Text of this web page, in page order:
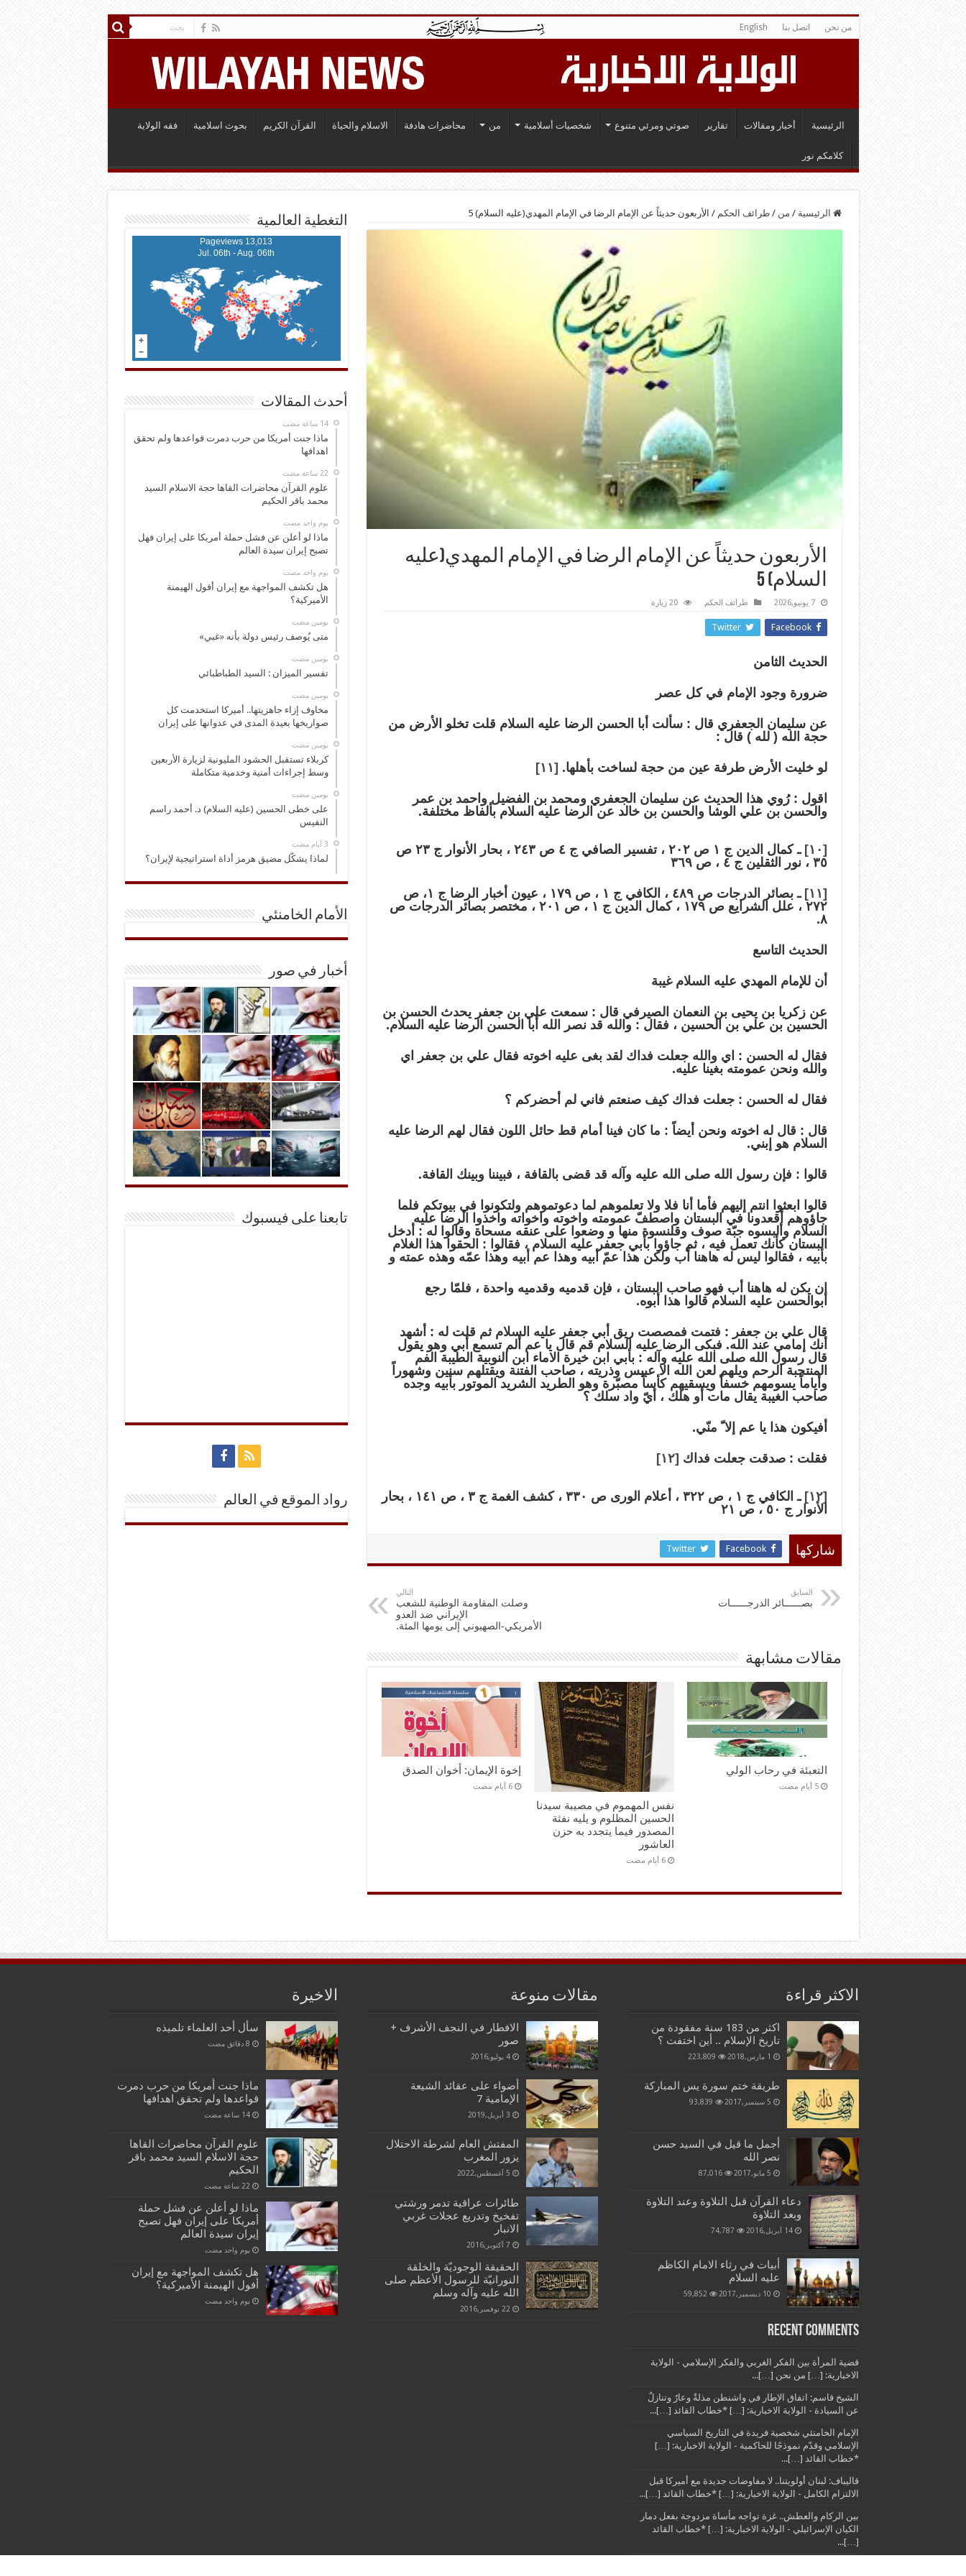
من نحن اتصل بنا English
الرئيسية أخبار ومقالات تقارير صوتي ومرئي متنوع شخصيات أسلامية من محاضرات هادفة الاسلام والحياة القرآن الكريم بحوث اسلامية فقه الولاية
كلامكم نور
الرئيسية / من / طرائف الحكم / الأربعون حديثاً عن الإمام الرضا في الإمام المهدي(عليه السلام) 5
الأربعون حديثاً عن الإمام الرضا في الإمام المهدي(عليه
السلام) 5
7 يونيو,2026 طرائف الحكم 20 زيارة
Facebook
Twitter
الحديث الثامن
ضرورة وجود الإمام في كل عصر
عن سليمان الجعفري قال : سألت أبا الحسن الرضا عليه السلام قلت تخلو الأرض من
حجة الله ( لله ) قال :
لو خليت الأرض طرفة عين من حجة لساخت بأهلها. [١١]
اقول : رُوي هذا الحديث عن سليمان الجعفري ومحمد بن الفضيل واحمد بن عمر
والحسن بن علي الوشا والحسن بن خالد عن الرضا عليه السلام بألفاظ مختلفة.
[١٠]
ـ كمال الدين ج ١ ص ٢٠٢ ، تفسير الصافي ج ٤ ص ٢٤٣ ، بحار الأنوار ج ٢٣ ص
٣٥ ، نور الثقلين ج ٤ ، ص ٣٦٩
[١١]
ـ بصائر الدرجات ص ٤٨٩ ، الكافي ج ١ ، ص ١٧٩ ، عيون أخبار الرضا ج ١، ص
٢٧٢ ، علل الشرايع ص ١٧٩ ، كمال الدين ج ١ ، ص ٢٠١ ، مختصر بصائر الدرجات ص
٨.
الحديث التاسع
أن للإمام المهدي عليه السلام غيبة
عن زكريا بن يحيى بن النعمان الصيرفي قال : سمعت علي بن جعفر يحدث الحسن بن
الحسين بن علي بن الحسين ، فقال : والله قد نصر الله أبا الحسن الرضا عليه السلام.
فقال له الحسن : اي والله جعلت فداك لقد بغى عليه اخوته فقال علي بن جعفر اي
والله ونحن عمومته بغينا عليه.
فقال له الحسن : جعلت فداك كيف صنعتم فاني لم أحضركم ؟
قال : قال له اخوته ونحن أيضاً : ما كان فينا أمام قط حائل اللون فقال لهم الرضا عليه
السلام هو إبني.
قالوا : فإن رسول الله صلى الله عليه وآله قد قضى بالقافة ، فبيننا وبينك القافة.
قالوا ابعثوا انتم إليهم فأما أنا فلا ولا تعلموهم لما دعوتموهم ولتكونوا في بيوتكم فلما
جاؤوهم أقعدونا في البستان واصطفّ عمومته واخوته واخواته واخذوا الرضا عليه
السلام وألبسوه جبّة صوف وقلنسوة منها و وضعوا على عنقه مسحاة وقالوا له : أدخل
البستان كأنك تعمل فيه ، ثم جاؤوا بأبي جعفر عليه السلام ، فقالوا : الحقوا هذا الغلام
بأبيه ، فقالوا ليس له هاهنا أب ولكن هذا عمّ أبيه وهذا عم أبيه وهذا عمّه وهذه عمته و
إن يكن له هاهنا أب فهو صاحب البستان ، فإن قدميه وقدميه واحدة ، فلمّا رجع
ابوالحسن عليه السلام قالوا هذا أبوه.
قال علي بن جعفر : فتمت فمصصت ريق أبي جعفر عليه السلام ثم قلت له : أشهد
أنك إمامي عند الله. فبكى الرضا عليه السلام قم قال يا عم ألم تسمع أبي وهو يقول
قال رسول الله صلى الله عليه وآله : بأبي ابن خيرة الاماء ابن النوبية الطيبة الفم
المنتجبة الرحم ويلهم لعن الله الا عبيس وذريته ، صاحب الفتنة ويقتلهم سنين وشهوراً
وأياماً يسومهم خسفاً ويسقيهم كأساً مصبّرة وهو الطريد الشريد الموتور بأبيه وجده
صاحب الغيبة يقال مات أو هلك ، أيّ واد سلك ؟
أفيكون هذا يا عم إلا ّ منّي.
فقلت : صدقت جعلت فداك [١٢]
[١٢]
ـ الكافي ج ١ ، ص ٣٢٢ ، أعلام الورى ص ٣٣٠ ، كشف الغمة ج ٣ ، ص ١٤١ ، بحار
الأنوار ج ٥٠ ، ص ٢١
شاركها Facebook
Twitter
السابق
بصــــــائر الدرجــــــات
التالي
وصلت المقاومة الوطنية للشعب
الإيراني ضد العدو
الأمريكي‑الصهيوني إلى يومها المئة.
مقالات مشابهة
التعبئة في رحاب الولي
‏5 أيام مضت
نفس المهموم في مصيبة سيدنا
الحسين المظلوم و يليه نفثة
المصدور فيما يتجدد به حزن
العاشور
‏6 أيام مضت
إخوة الإيمان: أخوان الصدق
‏6 أيام مضت
التغطية العالمية
13,013 Pageviews
Jul. 06th - Aug. 06th
أحدث المقالات
‏14 ساعة مضت
ماذا جنت أمريكا من حرب دمرت قواعدها ولم تحقق
اهدافها
علوم القرآن محاضرات القاها حجة الاسلام السيد
محمد باقر الحكيم
‏يوم واحد مضت
ماذا لو أعلن عن فشل حملة أمريكا على إيران فهل
تصبح إيران سيدة العالم
‏يوم واحد مضت
هل تكشف المواجهة مع إيران أفول الهيمنة
الأميركية؟
‏يومين مضت
متى يُوصف رئيس دولة بأنه «غبي»
‏يومين مضت
تفسير الميزان : السيد الطباطبائي
‏يومين مضت
مخاوف إزاء جاهزيتها.. أميركا استخدمت كل
صواريخها بعيدة المدى في عدوانها على إيران
‏يومين مضت
كربلاء تستقبل الحشود المليونية لزيارة الأربعين
وسط إجراءات أمنية وخدمية متكاملة
‏يومين مضت
على خطى الحسين (عليه السلام) د. أحمد راسم
النفيس
لماذا يشكّل مضيق هرمز أداة استراتيجية لإيران؟
الأمام الخامنئي
أخبار في صور
تابعنا على فيسبوك
رواد الموقع في العالم
الاكثر قراءة
اكثر من 183 سنة مفقودة من
تاريخ الإسلام .. أين اختفت ؟
1 مارس,2018 223,809
طريقة ختم سورة يس المباركة
5 سبتمبر,2017 93,839
أجمل ما قيل في السيد حسن
نصر الله
5 مايو,2017 87,016
دعاء القرآن قبل التلاوة وعند التلاوة
وبعد التلاوة
14 أبريل,2016 74,787
أبيات في رثاء الامام الكاظم
عليه السلام
10 ديسمبر,2017 59,852
Recent Comments
قضية المرأة بين الفكر الغربي والفكر الإسلامي - الولاية
الاخبارية: […] من نحن […]...
الشيخ قاسم: اتفاق الإطار في واشنطن مذلةٌ وعارٌ وتنازلٌ
عن السيادة - الولاية الاخبارية: […] *خطاب القائد […]...
الإمام الخامنئي شخصية فريدة في التاريخ السياسي
الإسلامي وقدّم نموذجًا للحاكمية - الولاية الاخبارية: […]
*خطاب القائد […]...
قاليباف: لبنان أولويتنا.. لا مفاوضات جديدة مع أميركا قبل
الالتزام الكامل - الولاية الاخبارية: […] *خطاب القائد […]...
بين الركام والعطش.. غزة تواجه مأساة مزدوجة بفعل دمار
الكيان الإسرائيلي - الولاية الاخبارية: […] *خطاب القائد
[…]...
مقالات منوعة
الافطار في النجف الأشرف +
صور
4 يوليو,2016
أضواء على عقائد الشيعة
الإمامية 7
3 أبريل,2019
المفتش العام لشرطة الاحتلال
يزور المغرب
5 أغسطس,2022
طائرات عراقية تدمر ورشتي
تفخيخ وتدريع عجلات غربي
الانبار
7 أكتوبر,2016
الحقيقة الوجوديّة والخلقة
النورانيّة للرسول الأعظم صلى
الله عليه وآله وسلم
22 نوفمبر,2016
الاخيرة
سأل أحد العلماء تلميذه
ماذا جنت أمريكا من حرب دمرت
قواعدها ولم تحقق اهدافها
علوم القرآن محاضرات القاها
حجة الاسلام السيد محمد باقر
الحكيم
ماذا لو أعلن عن فشل حملة
أمريكا على إيران فهل تصبح
إيران سيدة العالم
‏يوم واحد مضت
هل تكشف المواجهة مع إيران
أفول الهيمنة الأميركية؟
‏يوم واحد مضت